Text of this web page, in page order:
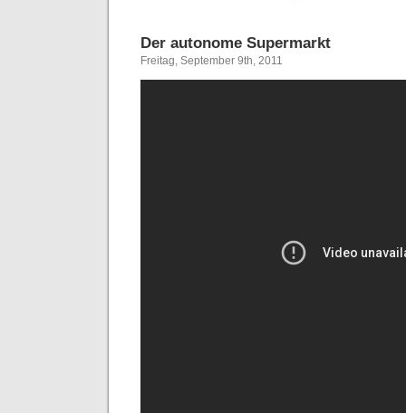
Der autonome Supermarkt
Freitag, September 9th, 2011